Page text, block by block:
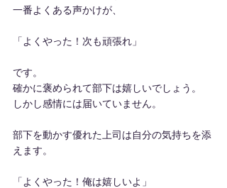
一番よくある声かけが、
「よくやった！次も頑張れ」
です。
確かに褒められて部下は嬉しいでしょう。
しかし感情には届いていません。
部下を動かす優れた上司は自分の気持ちを添
えます。
「よくやった！俺は嬉しいよ」